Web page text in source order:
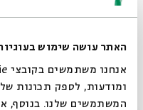
האתר עושה שימוש
ומודעות, לספק תכונות
המשתמשים שלנו. בנוסף,
לסוג של מציאות.